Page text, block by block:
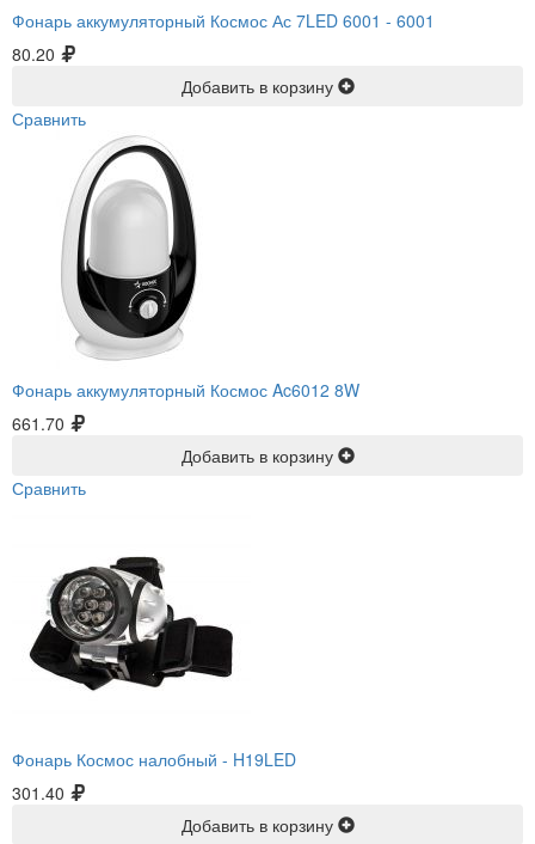
Фонарь аккумуляторный Космос Ас 7LED 6001 - 6001
80.20
Добавить в корзину
Сравнить
Фонарь аккумуляторный Космос Ac6012 8W
661.70
Добавить в корзину
Сравнить
Фонарь Космос налобный - H19LED
301.40
Добавить в корзину